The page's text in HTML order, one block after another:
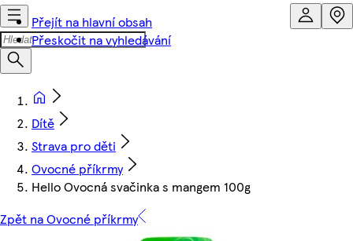
Přejít na hlavní obsah
Přeskočit na vyhledávání
Dítě
Strava pro děti
Ovocné příkrmy
Hello Ovocná svačinka s mangem 100g
Zpět na Ovocné příkrmy